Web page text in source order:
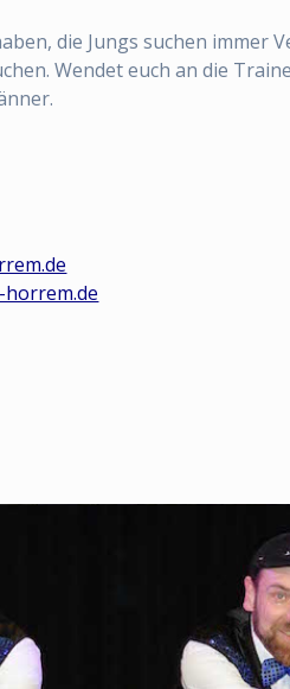
die Jungs suchen immer
Wendet euch an die